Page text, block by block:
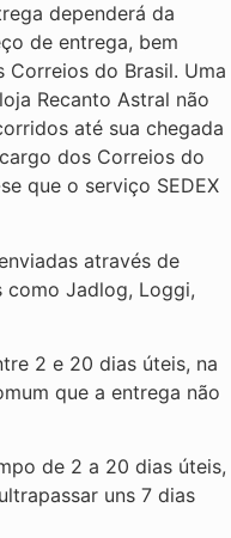
dependerá da
de entrega, bem
do Brasil. Uma
Recanto Astral não
até sua chegada
dos Correios do
que o serviço SEDEX
através de
como Jadlog, Loggi,
2 e 20 dias úteis, na
que a entrega não
de 2 a 20 dias úteis,
uns 7 dias